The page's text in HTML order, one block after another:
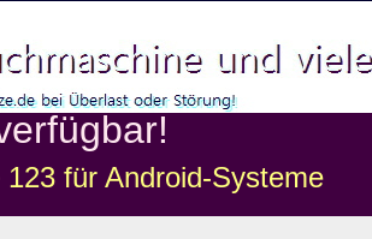
123 für Android-Systeme